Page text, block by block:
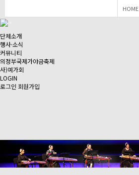
HOME
단체소개
행사·소식
커뮤니티
의정부국제가야금축제
사)예가회
LOGIN
로그인 회원가입